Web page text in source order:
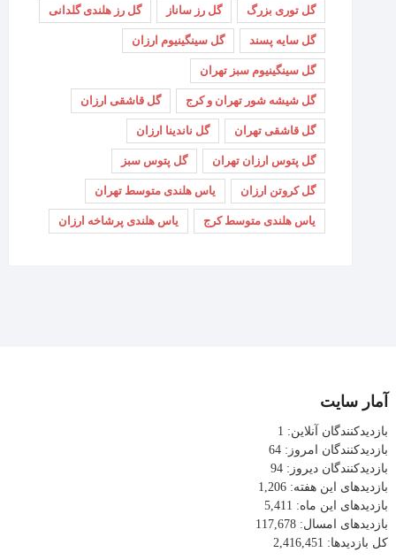
گل توری بزرگ گل رز ساناز گل رز هلندی گلدانی
گل سایه پسند گل سینگینیوم ارزان
گل سینگینیوم سبز تهران
گل شیشه شور تهران و کرج گل قاشقی ارزان
گل قاشقی تهران گل ناندینا ارزان
گل پتوس ارزان تهران گل پتوس سبز
گل کروتن ارزان یاس هلندی متوسط تهران
یاس هلندی متوسط کرج یاس هلندی پرشاخه ارزان
آمار سایت
بازدیدکنندگان آنلاین: 1
بازدیدکنندگان امروز: 64
بازدیدکنندگان دیروز: 94
بازدیدهای این هفته: 1,206
بازدیدهای این ماه: 5,411
بازدیدهای امسال: 117,678
کل بازدیدها: 2,416,451